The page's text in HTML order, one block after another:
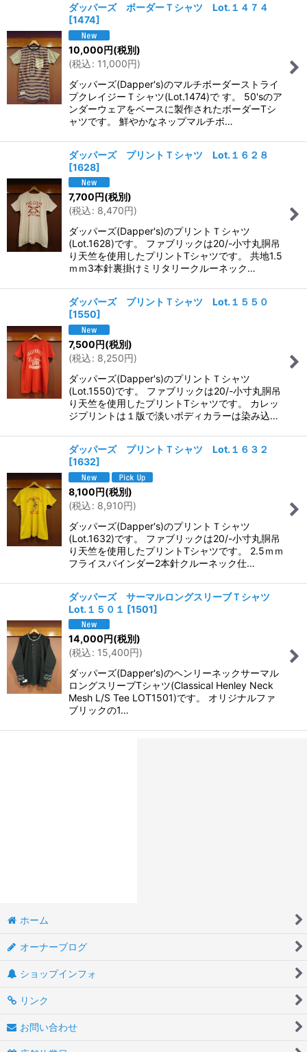
ダッパーズ ボーダーＴシャツ Lot.１４７４
[1474]
10,000円(税別)
(税込: 11,000円)
ダッパーズ(Dapper's)のマルチボーダーストライ
プクレイジーＴシャツ(Lot.1474)で す。 50'sのア
ンダーウェアをベースに製作されたボーダーTシ
ャツです。 鮮やかなネップマルチボ…
ダッパーズ プリントＴシャツ Lot.１６２８
[1628]
7,700円(税別)
(税込: 8,470円)
ダッパーズ(Dapper's)のプリントＴシャツ
(Lot.1628)です。 ファブリックは20/-小寸丸胴吊
り天竺を使用したプリントTシャツです。 共地1.5
ｍｍ3本針裏掛けミリタリークルーネック…
ダッパーズ プリントＴシャツ Lot.１５５０
[1550]
7,500円(税別)
(税込: 8,250円)
ダッパーズ(Dapper's)のプリントＴシャツ
(Lot.1550)です。 ファブリックは20/-小寸丸胴吊
り天竺を使用したプリントTシャツです。 カレッ
ジプリントは１版で淡いボディカラーは染み込…
ダッパーズ プリントＴシャツ Lot.１６３２
[1632]
8,100円(税別)
(税込: 8,910円)
ダッパーズ(Dapper's)のプリントＴシャツ
(Lot.1632)です。 ファブリックは20/-小寸丸胴吊
り天竺を使用したプリントTシャツです。 2.5ｍｍ
フライスバインダー2本針クルーネック仕…
ダッパーズ サーマルロングスリーブＴシャツ
Lot.１５０１ [1501]
14,000円(税別)
(税込: 15,400円)
ダッパーズ(Dapper's)のヘンリーネックサーマル
ロングスリーブTシャツ(Classical Henley Neck
Mesh L/S Tee LOT1501)です。 オリジナルファ
ブリックの1…
ホーム
オーナーブログ
ショップインフォ
リンク
お問い合わせ